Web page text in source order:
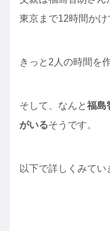
東京まで12時間かけ
きっと2人の時間を
そして、なんと福島
がいるそうです。
以下で詳しくみて